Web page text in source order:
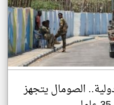
الصومال يتجهز